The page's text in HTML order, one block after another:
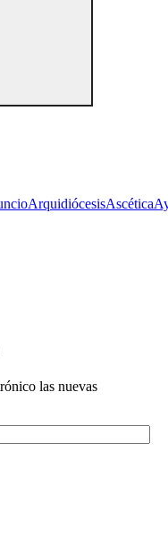
ArquidiócesisAscética
las nuevas